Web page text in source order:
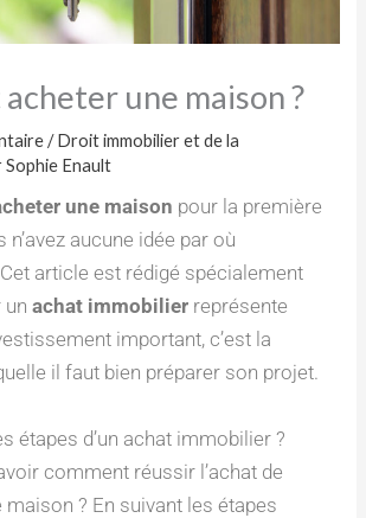
une maison ?
/Droit immobilier et de la
Sophie Enault
une maison pour la première
aucune idée par où
article est rédigé spécialement
unachat immobilier représente
important, c’est la
il faut bien préparer son projet.
étapes d’un achat immobilier ?
comment réussir l’achat de
? En suivant les étapes